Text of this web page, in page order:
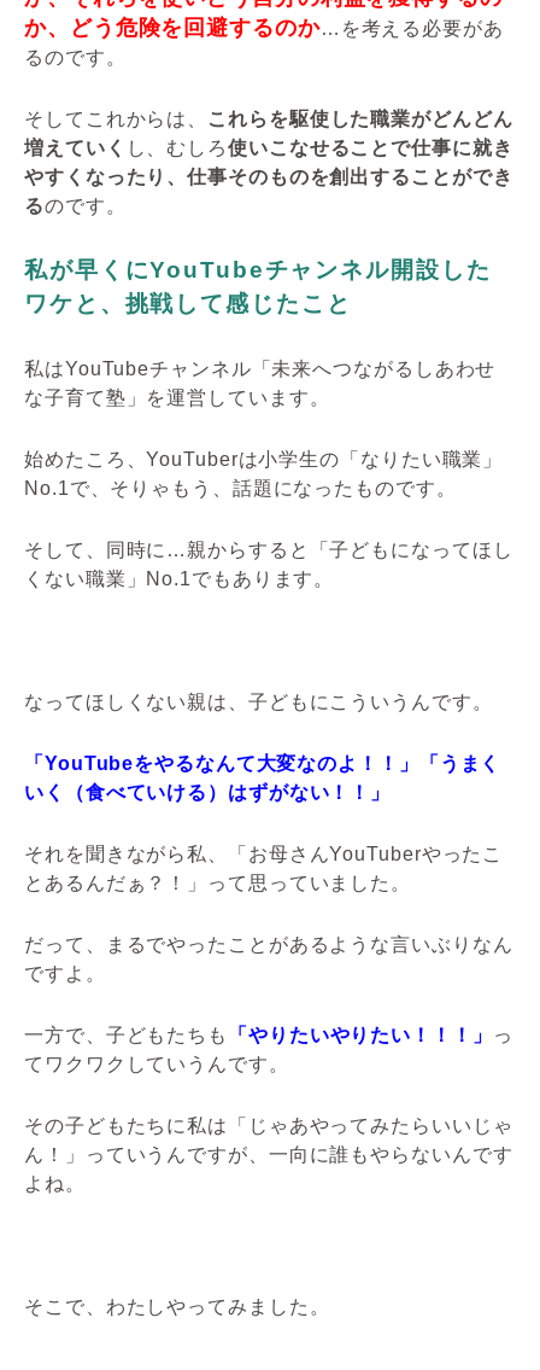
か、どう危険を回避するのか…を考える必要があ
るのです。
そしてこれからは、
これらを駆使した職業がどんどん
増えていく し、むしろ使いこなせることで仕事に就き
やすくなったり、仕事そのものを創出することができ
るのです。
私が早くにYouTubeチャンネル開設した
ワケと、挑戦して感じたこと
私はYouTubeチャンネル「未来へつながるしあわせ
な子育て塾」を運営しています。
始めたころ、YouTuberは小学生の「なりたい職業」
No.1で、そりゃもう、話題になったものです。
そして、同時に…親からすると「子どもになってほし
くない職業」No.1でもあります。
なってほしくない親は、子どもにこういうんです。
「YouTubeをやるなんて大変なのよ！！」「うまく
いく（食べていける）はずがない！！」
それを聞きながら私、「お母さんYouTuberやったこ
とあるんだぁ？！」って思っていました。
だって、まるでやったことがあるような言いぶりなん
ですよ。
一方で、子どもたちも 「やりたいやりたい！！！」
っ
てワクワクしていうんです。
その子どもたちに私は「じゃあやってみたらいいじゃ
ん！」っていうんですが、一向に誰もやらないんです
よね。
そこで、わたしやってみました。